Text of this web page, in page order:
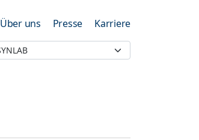
Über uns Presse Karriere